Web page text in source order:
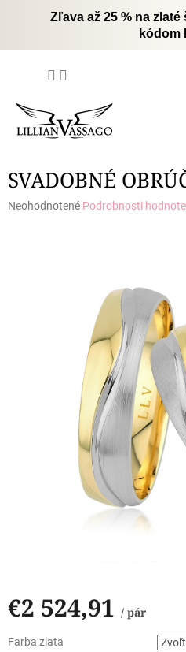
Zľava až 25 % na zlaté
kódom
SVADOBNÉ
Priemerné
Neohodnotené Podrobnosti
€2 524,91 / pár
Jednotková
Farba zlata